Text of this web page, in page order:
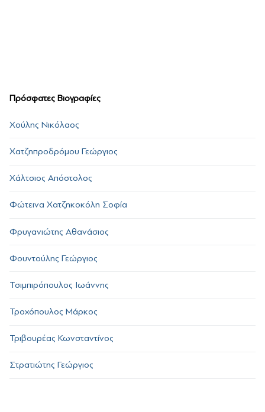
Πρόσφατες Βιογραφίες
Χούλης Νικόλαος
Χατζηπροδρόμου Γεώργιος
Χάλτσιος Απόστολος
Φώτεινα Χατζηκοκόλη Σοφία
Φρυγανιώτης Αθανάσιος
Φουντούλης Γεώργιος
Τσιμπιρόπουλος Ιωάννης
Τροχόπουλος Μάρκος
Τριβουρέας Κωνσταντίνος
Στρατιώτης Γεώργιος